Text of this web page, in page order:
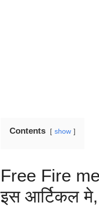
Contents show
Free Fire
इस आर्टिकल मे,